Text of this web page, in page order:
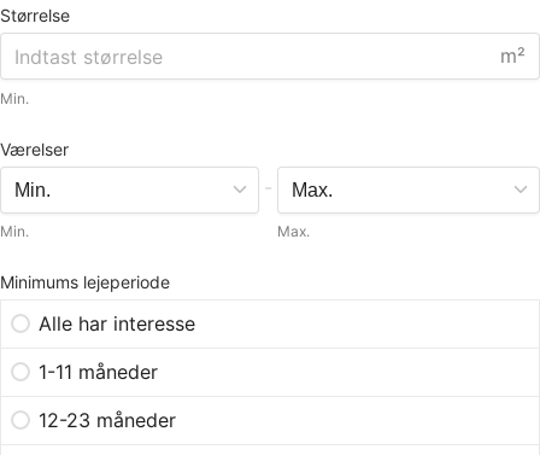
Størrelse
m²
Min.
Værelser
Min.
-
Max.
Minimums lejeperiode
Alle har interesse
1-11 måneder
12-23 måneder